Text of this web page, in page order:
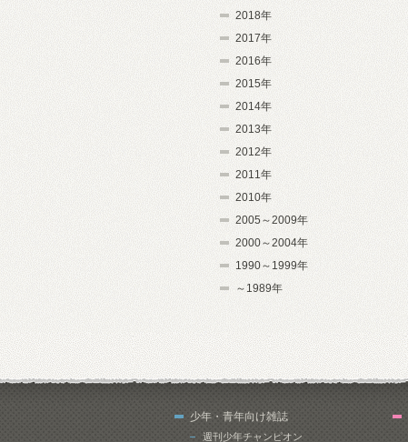
2018年
2017年
2016年
2015年
2014年
2013年
2012年
2011年
2010年
2005～2009年
2000～2004年
1990～1999年
～1989年
少年・青年向け雑誌
週刊少年チャンピオン